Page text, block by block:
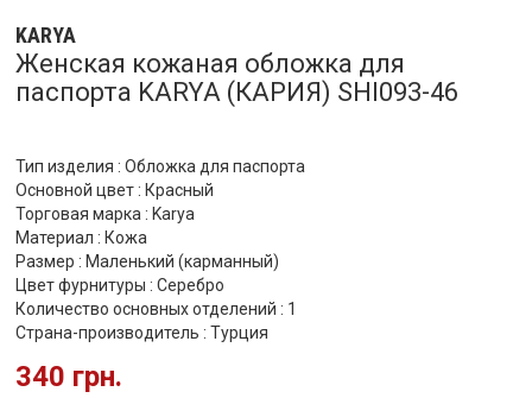
KARYA
Женская кожаная обложка для
паспорта KARYA (КАРИЯ) SHI093-46
Тип изделия : Обложка для паспорта
Основной цвет : Красный
Торговая марка : Karya
Материал : Кожа
Размер : Маленький (карманный)
Цвет фурнитуры : Серебро
Количество основных отделений : 1
Страна-производитель : Турция
340 грн.